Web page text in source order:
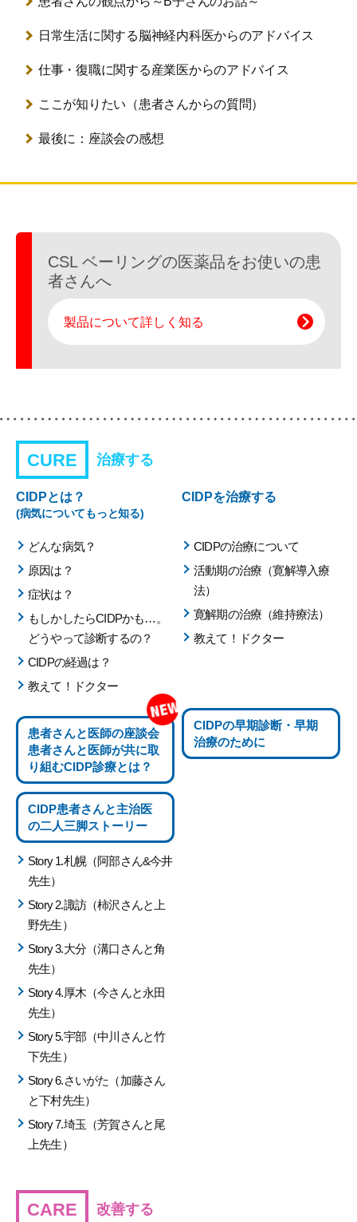
日常生活に関する 脳神経内科医からのアドバイス
仕事・復職に関する産業医からのアドバイス
ここが知りたい （患者さんからの質問）
最後に：座談会の感想
CSL ベーリングの医薬品をお使いの患
者さんへ
製品について詳しく知る
CURE 治療する
CIDPとは？
(病気についてもっと知る)
どんな病気？
原因は？
症状は？
もしかしたらCIDPかも…。
どうやって診断するの？
CIDPの経過は？
教えて！ドクター
CIDPを治療する
CIDPの治療について
活動期の治療（寛解導入療
法）
寛解期の治療（維持療法）
教えて！ドクター
患者さんと医師の座談会
患者さんと医師が共に取
り組むCIDP診療とは？
CIDPの早期診断・早期
治療のために
CIDP患者さんと主治医
の二人三脚ストーリー
Story 1.札幌（阿部さん&今井
先生）
Story 2.諏訪（柿沢さんと上
野先生）
Story 3.大分（溝口さんと角
先生）
Story 4.厚木（今さんと永田
先生）
Story 5.宇部（中川さんと竹
下先生）
Story 6.さいがた（加藤さん
と下村先生）
Story 7.埼玉（芳賀さんと尾
上先生）
CARE 改善する